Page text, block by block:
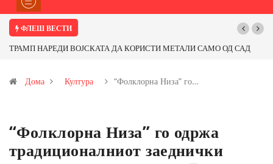
ФЛЕШ ВЕСТИ
Почнува реконструкцијата на улицата „5-ти Ноември“ во Струмица
Дома Култура “Фолклорна Низа” го…
“Фолклорна Низа” го одржа
традиционалниот заеднички